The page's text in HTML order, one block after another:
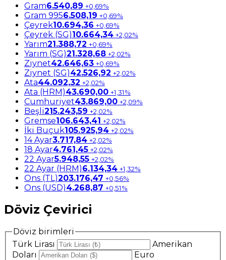
Gram6.540,89 +0,69%
Gram 9956.508,19 +0,69%
Çeyrek10.694,36 +0,69%
Çeyrek (SG)10.664,34 +2,02%
Yarım21.388,72 +0,69%
Yarım (SG)21.328,68 +2,02%
Ziynet42.646,63 +0,69%
Ziynet (SG)42.526,92 +2,02%
Ata44.092,32 +2,02%
Ata (HRM)43.690,00 +1,31%
Cumhuriyet43.869,00 +2,09%
Beşli215.243,59 +2,02%
Gremse106.643,41 +2,02%
İki Buçuk105.925,94 +2,02%
14 Ayar3.717,84 +2,02%
18 Ayar4.761,45 +2,02%
22 Ayar5.948,55 +2,02%
22 Ayar (HRM)6.134,34 +1,32%
Ons (TL)203.176,47 +0,56%
Ons (USD)4.268,87 +0,51%
Döviz Çevirici
Döviz birimleri
Türk Lirası
Amerikan
Doları
Euro